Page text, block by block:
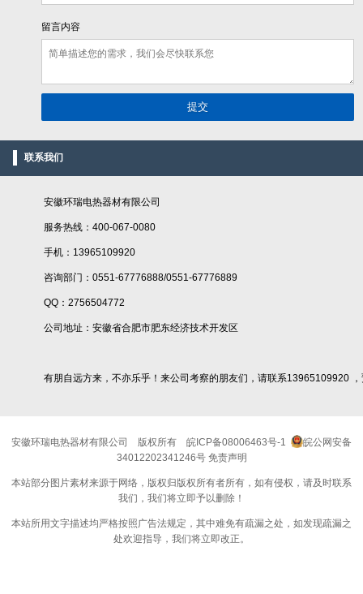
留言内容
联系我们
安徽环瑞电热器材有限公司
服务热线：400-067-0080
手机：13965109920
咨询部门：0551-67776888/0551-67776889
QQ：2756504772
公司地址：安徽省合肥市肥东经济技术开发区
有朋自远方来，不亦乐乎！来公司考察的朋友们，请联系13965109920
安徽环瑞电热器材有限公司 版权所有 皖ICP备08006463号-1
皖公网安备
34012202341246号 免责声明
本站部分图片素材来源于网络，版权归版权所有者所有，如有侵权，请及时联系
我们，我们将立即予以删除！
本站所用文字描述均严格按照广告法规定，其中难免有疏漏之处，如发现疏漏之
处欢迎指导，我们将立即改正。